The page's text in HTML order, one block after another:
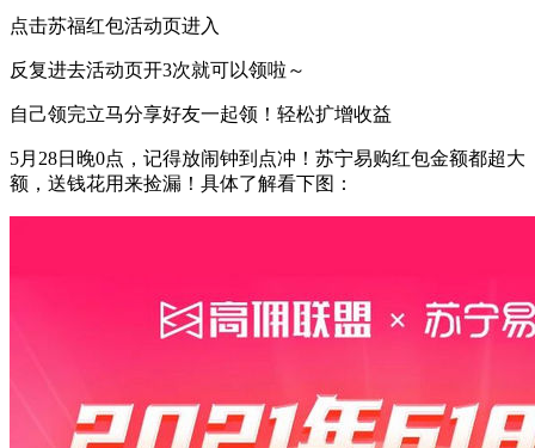
点击苏福红包活动页进入
反复进去活动页开3次就可以领啦～
自己领完立马分享好友一起领！轻松扩增收益
5月28日晚0点，记得放闹钟到点冲！苏宁易购红包金额都超大
额，送钱花用来捡漏！具体了解看下图：